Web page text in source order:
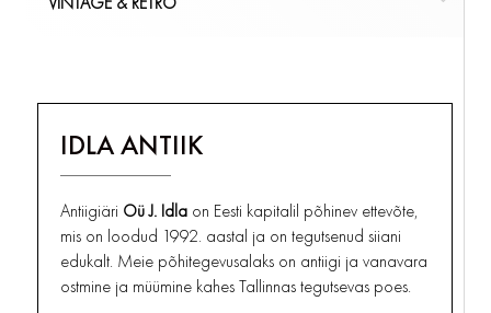
TUHATOOSID, SIGARETIHOIDJAD
KOLLEKTSIONEERIMINE
SERVIISID
TASSID , TOPSID JA KRUUSID
TEEPURGID
VAAGNAD JA KANDIKUD
PÕRANDALAMBID
MÄRGUKELLAD JA KELLUKESED
MUUD MÕÕTERIISTAD
KÕIKMÕÕTERIISTAD
TEKSTIILID JA RIIDEESEMED
UHMRID
UKSELINGID, HINGED, LUKUD
IDLA ANTIIK
Antiigiäri Oü J. Idla on Eesti kapitalil põhinev ettevõte,
mis on loodud 1992. aastal ja on tegutsenud siiani
edukalt. Meie põhitegevusalaks on antiigi ja vanavara
ostmine ja müümine kahes Tallinnas tegutsevas poes.